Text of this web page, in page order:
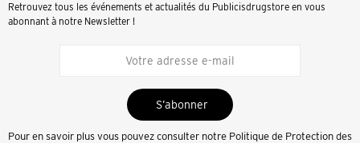
Retrouvez tous les événements et actualités du Publicisdrugstore en vous
abonnant à notre Newsletter !
S’abonner
Pour en savoir plus vous pouvez consulter notre Politique de Protection des